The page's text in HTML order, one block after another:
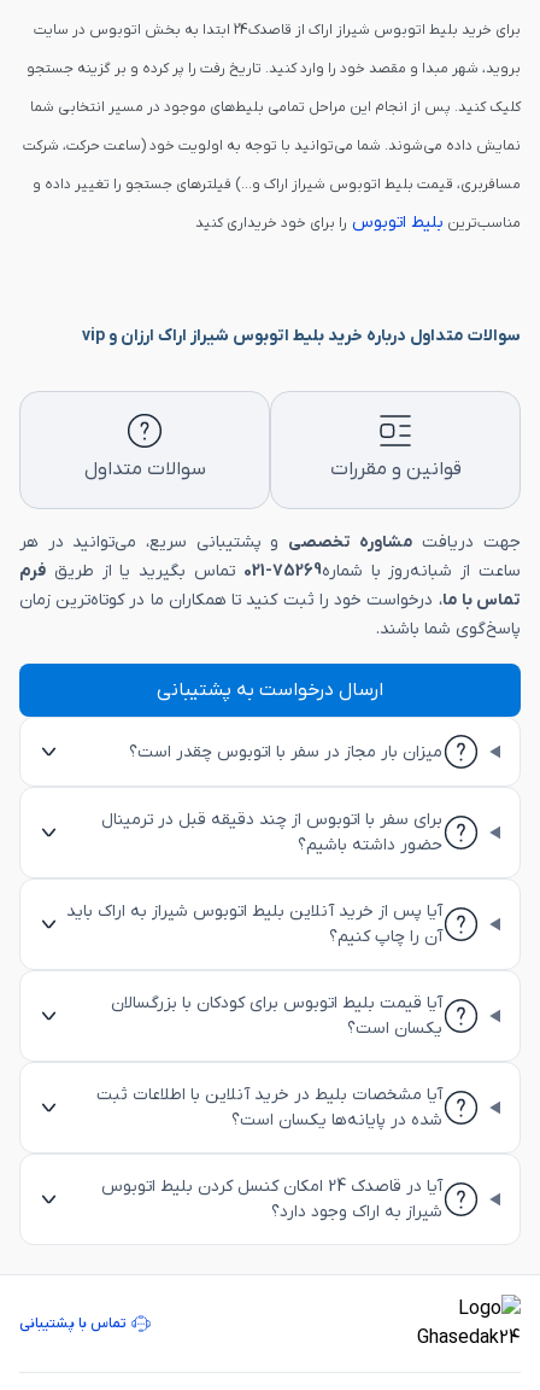
برای خرید بلیط اتوبوس شیراز اراک از قاصدک24 ابتدا به بخش اتوبوس در سایت
بروید، شهر مبدا و مقصد خود را وارد کنید. تاریخ رفت را پر کرده و بر گزینه جستجو
کلیک کنید. پس از انجام این مراحل تمامی بلیط‌های موجود در مسیر انتخابی شما
نمایش داده می‌شوند. شما می‌توانید با توجه به اولویت خود (ساعت حرکت، شرکت
مسافربری، قیمت بلیط اتوبوس شیراز اراک و...) فیلترهای جستجو را تغییر داده و
مناسب‌ترین بلیط اتوبوس را برای خود خریداری کنید
سوالات متداول درباره خرید بلیط اتوبوس شیراز اراک ارزان و vip
قوانین و مقررات سوالات متداول
جهت دریافت مشاوره تخصصی و پشتیبانی سریع، می‌توانید در هر
ساعت از شبانه‌روز با شماره75269-021 تماس بگیرید یا از طریق فرم
تماس با ما، درخواست خود را ثبت کنید تا همکاران ما در کوتاه‌ترین زمان
پاسخ‌گوی شما باشند.
ارسال درخواست به پشتیبانی
میزان بار مجاز در سفر با اتوبوس چقدر است؟
برای سفر با اتوبوس از چند دقیقه قبل در ترمینال
حضور داشته باشیم؟
آیا پس از خرید آنلاین بلیط اتوبوس شیراز به اراک باید
آن را چاپ کنیم؟
آیا قیمت بلیط اتوبوس برای کودکان با بزرگسالان
یکسان است؟
آیا مشخصات بلیط در خرید آنلاین با اطلاعات ثبت
شده در پایانه‌ها یکسان است؟
آیا در قاصدک 24 امکان کنسل کردن بلیط اتوبوس
شیراز به اراک وجود دارد؟
تماس با پشتیبانی